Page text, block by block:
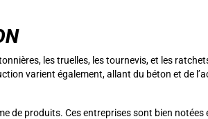
les truelles, les tournevis, et les
varient également, allant du béton et de
de produits. Ces entreprises sont bien